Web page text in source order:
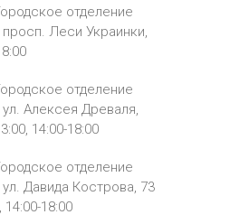
отделение
просп. Леси Украинки,
отделение
ул. Алексея Древаля,
14:00-18:00
отделение
ул. Давида Кострова, 73
14:00-18:00